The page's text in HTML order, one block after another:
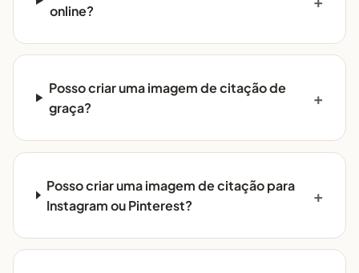
online?
Posso criar uma imagem de citação de
graça?
Posso criar uma imagem de citação para
Instagram ou Pinterest?